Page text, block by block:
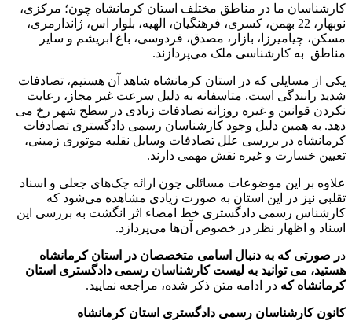
کارشناسان ما در مناطق مختلف استان کرمانشاه چون؛ مرکزی،
نوبهار، 22 بهمن، کسری، فرهنگیان، الهیه، بلوار اس، ژاندارمری،
مسکن، چیامیرزا، بازار، مصدق، فردوسی، باغ ابریشم و سایر
مناطق به کارشناسی ملک می‌پردازند.
یکی از مسایلی که در استان کرمانشاه شاهد آن هستیم، تصادفات
شدید رانندگی است. متاسفانه به دلیل سرعت غیر مجاز، رعایت
نکردن قوانین و غیره روزانه تصادفات زیادی در سطح شهر رخ می
دهد. به همین دلیل وجود کارشناسان رسمی دادگستری تصادفات
کرمانشاه در بررسی علل تصادفات وسایل نقلیه موتوری زمینی،
تعیین خسارت و غیره نقش مهمی دارند.
علاوه بر این موضوعات مسائلی چون ارائه چک‌های جعلی و اسناد
تقلبی نیز در این استان به صورت زیادی مشاهده می‌شود که
کارشناس رسمی دادگستری خط امضاء اثر انگشت به بررسی این
اسناد و اظهار نظر در خصوص آن‌ها می‌پردازد.
در صورتی که به دنبال اسامی متخصصان در استان کرمانشاه
هستید، می توانید به لیست کارشناسان رسمی دادگستری استان
کرمانشاه که در ادامه متن ذکر شده، مراجعه نمایید.
کانون کارشناسان رسمی دادگستری استان کرمانشاه